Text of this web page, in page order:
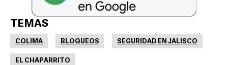
TEMAS
COLIMA BLOQUEOS SEGURIDAD EN JALISCO
EL CHAPARRITO